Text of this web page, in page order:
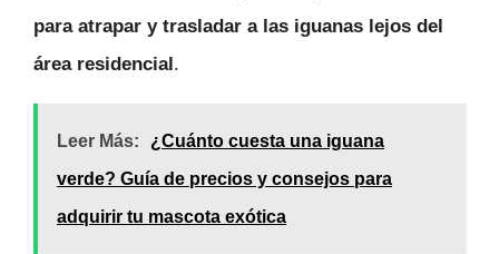
para atrapar y trasladar a las iguanas lejos del
área residencial.
Leer Más:
¿Cuánto cuesta una iguana
verde? Guía de precios y consejos para
adquirir tu mascota exótica